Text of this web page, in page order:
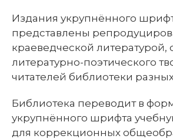
Издания укрупнённого
представлены
краеведческой литературой,
литературно-поэтического
читателей библиотеки
Библиотека переводит в
укрупнённого шрифта
для коррекционных